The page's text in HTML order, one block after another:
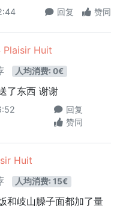
回复 赞同
Plaisir Huit
人均消费: 0€
了东西 谢谢
回复
赞同
Huit
人均消费: 15€
和岐山臊子面都加了量